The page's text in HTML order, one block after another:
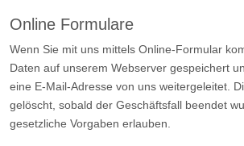
Online Formulare
Wenn Sie mit uns mittels Online-Formular
Daten auf unserem Webserver gespeichert
eine E-Mail-Adresse von uns weitergeleitet.
gelöscht, sobald der Geschäftsfall beendet
gesetzliche Vorgaben erlauben.